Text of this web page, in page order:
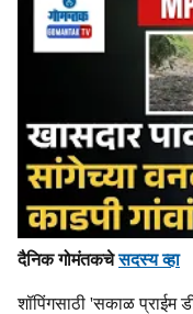
दैनिक गोमंतकचेसदस्य व्हा
शॉपिंगसाठी 'सकाळ प्राईम